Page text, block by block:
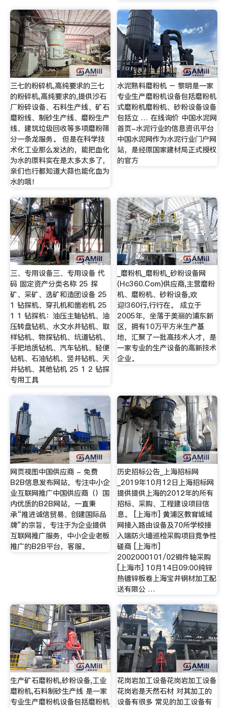
三七的粉碎机,高纯要求的三七
的粉碎机,高纯要求的,提供沙石
厂粉碎设备、石料生产线、矿石
磨粉线、制砂生产线、磨粉生产
线、建筑垃圾回收等多项磨粉筛
分一条龙服务。 但是在科学技
术化工业那么发达的，能把血化
为水的原料实在是太多太多了，
亲们也行都知道大蒜也能化血为
水的哦！
水泥熟料磨粉机 – 黎明是一家
专业生产磨粉机设备包括磨粉机
式磨粉机磨粉机、砂粉设备设备
包括立 … 在线询价 中国水泥网
首页-水泥行业的信息资讯平台
中国水泥网作为水泥行业门户网
站，是经原国家建材局正式授权
的官方
三、专用设备三、专用设备 代
码 固定资产分类名称 25 探
矿、采矿、选矿和造团设备 25
1 钻探机、穿孔机和凿岩机 25
1 1 钻探机：油压主轴钻机、油
压转盘钻机、水文水井钻机、取
样钻机、物探钻机、坑道钻机、
手把地质钻机、汽车钻机、轻便
钻机、石油钻机、竖井钻机、天
井钻机、其他钻机 25 1 2 钻探
专用工具
_磨粉机_磨粉机_砂粉设备网
(Hc360.Com)供应商,主营磨粉
机、磨粉机、砂粉设备,欢
迎!360行,行行在。 成立于
2005年，坐落于美丽的浦东新
区，拥有10万平方米生产基
地，汇聚了一批高技术人才，是
一家专业的生产设备的高新技术
企业。
网页视图中国供应商 - 免费
B2B信息发布网站，专注中小企
业互联网推广中国供应商（）国
内优质的B2B网站，一直秉
承“推进诚信贸易、创建国际品
牌”的宗旨，专注于为企业提供
互联网推广服务，中小企业老板
推广的B2B平台，客服。
历史招标公告_上海招标网
_2019年10月12日上海招标网
提供提供上海的2012年的所有
招标、采购、工程建设项目信
息。 [上海市] 黄浦区教育城域
网接入路由设备及70所学校接
入端防火墙巡检采购项目竞争性
磋商 [上海市]
2002000101/02锻件轴采购
[上海市] 10月14日09:00纯锌
热镀锌板卷上海宝井钢材加工配
送有限公 …
生产矿石磨粉机,砂粉设备,工业
磨粉机,石料制砂生产线 是一家
专业生产磨粉机设备包括磨粉机
花岗岩加工设备花岗岩加工设备
花岗岩是天然石材 对其加工的
设备有很多 常见的加工设备有